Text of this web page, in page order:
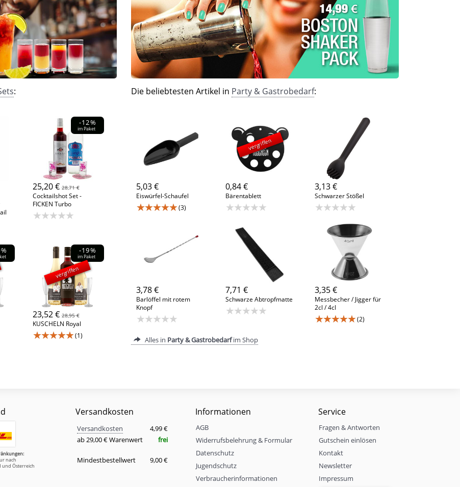
:
-12%
im Paket
25,20 €28,71 €
Cocktailshot Set -
FICKEN Turbo
★★★★★
-19%
im Paket
vergriffen
23,52 €28,95 €
KUSCHELN Royal
★★★★★ (1)
Die beliebtesten Artikel in Party & Gastrobedarf:
5,03 €
Eiswürfel-Schaufel
★★★★★ (3)
vergriffen
0,84 €
Bärentablett
★★★★★
3,13 €
Schwarzer Stößel
★★★★★
3,78 €
Barlöffel mit rotem
Knopf
★★★★★
7,71 €
Schwarze Abtropfmatte
★★★★★
3,35 €
Messbecher / Jigger für
2cl / 4cl
★★★★★ (2)
Alles in Party & Gastrobedarfim Shop
nach
und Österreich
Versandkosten
Versandkosten
Eigenschaft Wert
Versandkosten
4,99 €
ab 29,00 € Warenwert
frei
Mindestbestellwert 9,00 €
Informationen
AGB
Widerrufsbelehrung & Formular
Datenschutz
Jugendschutz
Verbraucherinformationen
Service
Fragen & Antworten
Gutschein einlösen
Kontakt
Newsletter
Impressum